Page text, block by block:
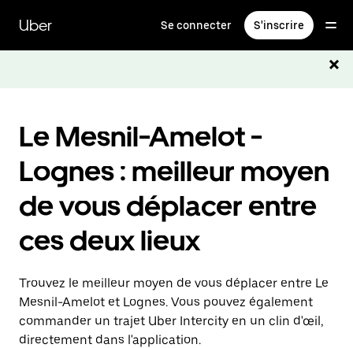
contenu
principal
Uber Se connecter S'inscrire
Le Mesnil-Amelot -
Lognes : meilleur moyen
de vous déplacer entre
ces deux lieux
Trouvez le meilleur moyen de vous déplacer entre Le
Mesnil-Amelot et Lognes. Vous pouvez également
commander un trajet Uber Intercity en un clin d'œil,
directement dans l'application.